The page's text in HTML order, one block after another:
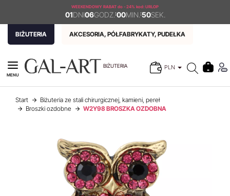
WEEKENDOWY RABAT do - 24% kod: URLOP
01DNI06GODZ. :00MIN. :50SEK.
BIŻUTERIA AKCESORIA, PÓŁFABRYKATY, PUDEŁKA
BIŻUTERIA PLN
MENU
Start
Biżuteria ze stali chirurgicznej, kamieni, pereł
Broszki ozdobne
W2Y98 BROSZKA OZDOBNA